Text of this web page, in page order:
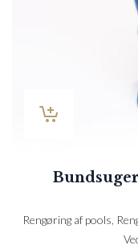
Rengøring af pools